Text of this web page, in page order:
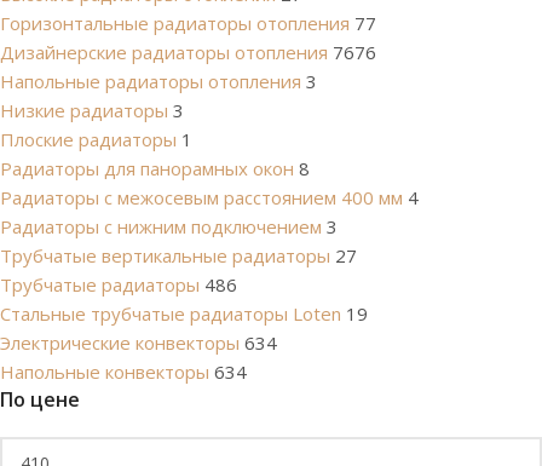
Горизонтальные радиаторы отопления 77
Дизайнерские радиаторы отопления 7676
Напольные радиаторы отопления 3
Низкие радиаторы 3
Плоские радиаторы 1
Радиаторы для панорамных окон 8
Радиаторы с межосевым расстоянием 400 мм 4
Радиаторы с нижним подключением 3
Трубчатые вертикальные радиаторы 27
Трубчатые радиаторы 486
Cтальные трубчатые радиаторы Loten 19
Электрические конвекторы 634
Напольные конвекторы 634
По цене